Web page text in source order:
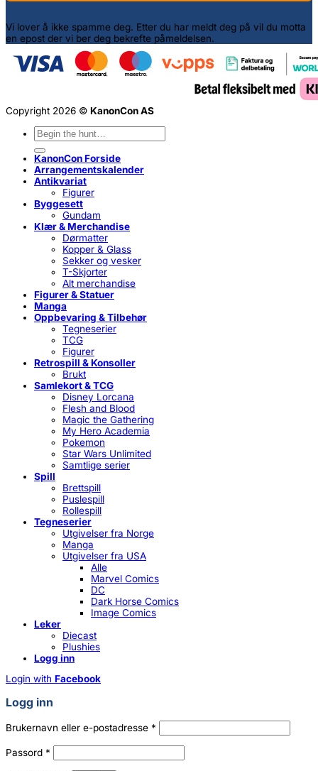
Vi lover å ikke spamme deg. Etter du har meldt deg på vil du motta
en epost der vi ber deg bekrefte påmeldelsen.
Copyright 2026 © KanonCon AS
Søk
etter:
KanonCon Forside
Arrangementskalender
Antikvariat
Figurer
Byggesett
Gundam
Klær & Merchandise
Dørmatter
Kopper & Glass
Sekker og vesker
T-Skjorter
Alt merchandise
Figurer & Statuer
Manga
Oppbevaring & Tilbehør
Tegneserier
TCG
Figurer
Retrospill & Konsoller
Brukt
Samlekort & TCG
Disney Lorcana
Flesh and Blood
Magic the Gathering
My Hero Academia
Pokemon
Star Wars Unlimited
Samtlige serier
Spill
Brettspill
Puslespill
Rollespill
Tegneserier
Utgivelser fra Norge
Manga
Utgivelser fra USA
Alle
Marvel Comics
DC
Dark Horse Comics
Image Comics
Leker
Diecast
Plushies
Logg inn
Login with Facebook
Logg inn
Brukernavn eller e-postadresse *
Passord * Påkrevd